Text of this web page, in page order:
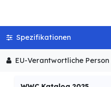
Spezifikationen
EU-Verantwortliche Person